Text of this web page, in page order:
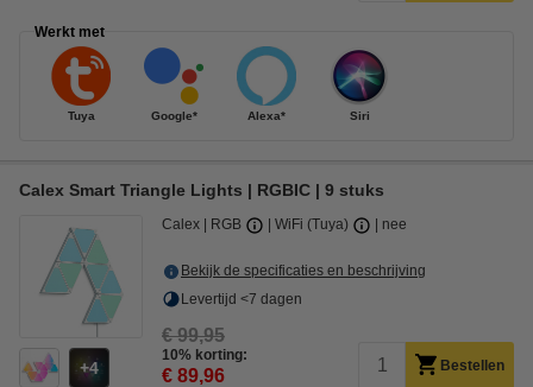
Werkt met
Tuya Google* Alexa* Siri
Calex Smart Triangle Lights | RGBIC | 9 stuks
4
Calex RGB WiFi (Tuya) nee
Bekijk de specificaties en beschrijving
Levertijd <7 dagen
€ 99,95
10% korting:
€ 89,96 Bestellen